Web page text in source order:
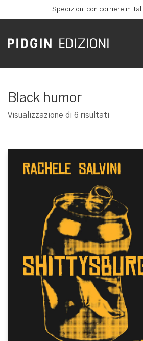
Spedizioni con corriere in
Black humor
Visualizzazione di 6 risultati
recente